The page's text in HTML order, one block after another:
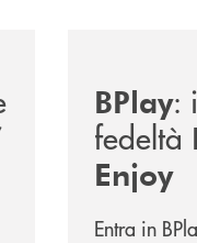
BPlay:
fedeltà
Enjoy
Entra in